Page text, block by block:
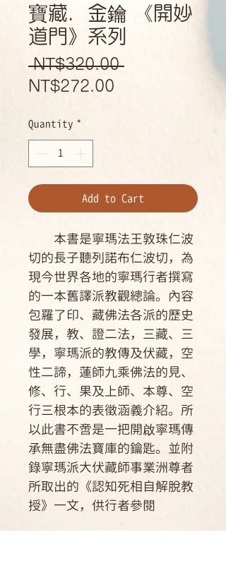
寶藏．金鑰 《開妙
道門》系列
NT$320.00 Regular
NT$272.00
Quantity *
Add to Cart
本書是寧瑪法王敦珠仁波
切的長子聽列諾布仁波切，為
現今世界各地的寧瑪行者撰寫
的一本舊譯派教觀總論。內容
包羅了印、藏佛法各派的歷史
發展，教、證二法，三藏、三
學，寧瑪派的教傳及伏藏，空
性二諦，蓮師九乘佛法的見、
修、行、果及上師、本尊、空
行三根本的表徵涵義介紹。所
以此書不啻是一把開啟寧瑪傳
承無盡佛法寶庫的鑰匙。並附
錄寧瑪派大伏藏師事業洲尊者
所取出的《認知死相自解脫教
授》一文，供行者參閱